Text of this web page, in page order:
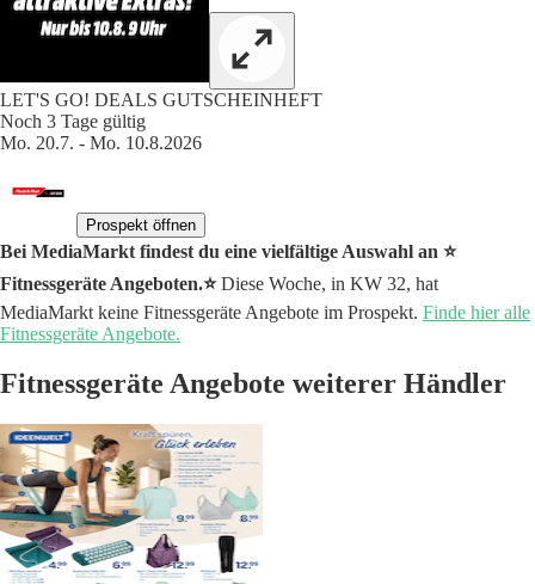
LET'S GO! DEALS GUTSCHEINHEFT
Noch 3 Tage gültig
Mo. 20.7. - Mo. 10.8.2026
Prospekt öffnen
Bei MediaMarkt findest du eine vielfältige Auswahl an ⭐️
Fitnessgeräte Angeboten.⭐️Diese Woche, in KW 32, hat
MediaMarkt keine Fitnessgeräte Angebote im Prospekt. Finde hier alle
Fitnessgeräte Angebote.
Fitnessgeräte Angebote weiterer Händler